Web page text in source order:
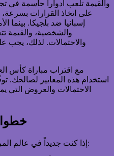
والقيمة تلعب أدواراً حاسمة في
على اتخاذ القرارات
إسبانيا ضد بلجيكا. بينما
والشخصية، والقيمة
والاحتمالات. لذلك، يجب
استخدام هذه المعايير لصالحك.
الاحتمالات والعروض
إذا كنت جديداً في عالم المراهنات، إليك خطوات بسيطة للبدء: